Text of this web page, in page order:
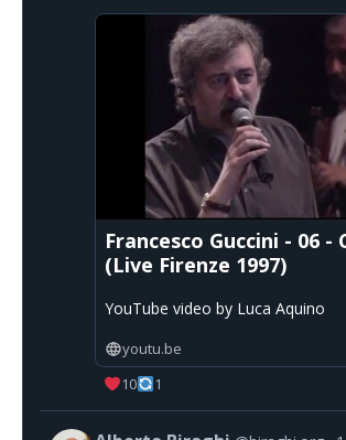
Francesco Guccini - 06 -
(Live Firenze 1997)
YouTube video by Luca Aquino
youtu.be
10
1